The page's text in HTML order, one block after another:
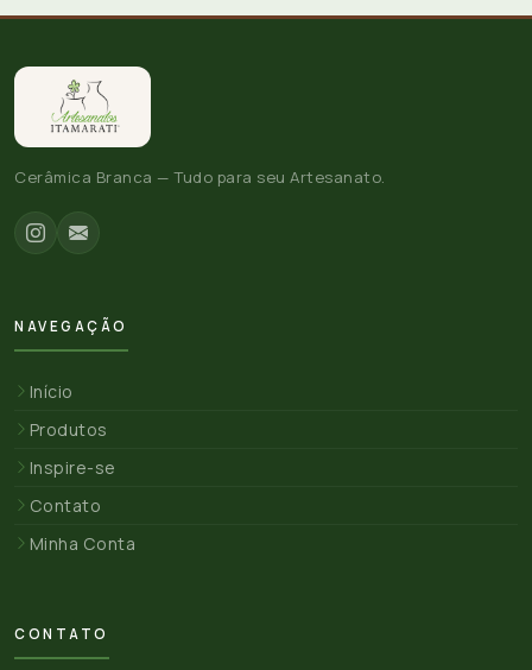
Cerâmica Branca — Tudo para seu Artesanato.
NAVEGAÇÃO
Início
Produtos
Inspire-se
Contato
Minha Conta
CONTATO